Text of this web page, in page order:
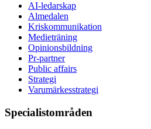
AI-ledarskap
Almedalen
Kris­kommunikation
Medieträning
Opinionsbildning
Pr-partner
Public affairs
Strategi
Varumärkesstrategi
Specialistområden